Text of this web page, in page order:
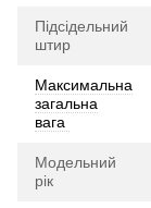
Підсідельний
штир
Максимальна
загальна
вага
Модельний
рік